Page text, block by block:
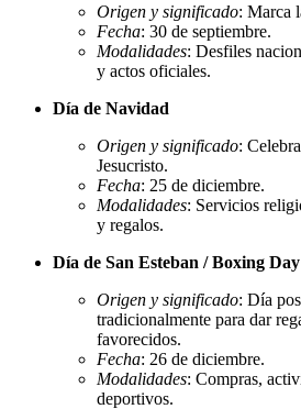
Origen y significado: Marca
Fecha: 30 de septiembre.
Modalidades: Desfiles
y actos oficiales.
Día de Navidad
Origen y significado:
Jesucristo.
Fecha: 25 de diciembre.
Modalidades: Servicios
y regalos.
Día de San Esteban / Boxing
Origen y significado: Día
tradicionalmente para dar
favorecidos.
Fecha: 26 de diciembre.
Modalidades: Compras,
deportivos.